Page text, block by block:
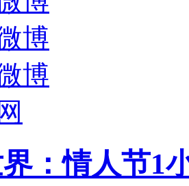
博
博
：情人节1